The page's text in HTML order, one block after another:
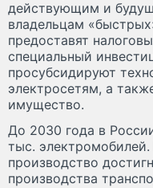
действующим и
владельцам
предоставят
специальный
просубсидируют
электросетям, а
имущество.
До 2030 года в
тыс.
производство
производства